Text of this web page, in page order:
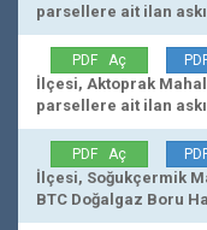
parsellere ait ilan askı
PDF Aç
İlçesi, Aktoprak
parsellere ait ilan askı
PDF Aç
İlçesi, Soğukçermik
BTC Doğalgaz Boru